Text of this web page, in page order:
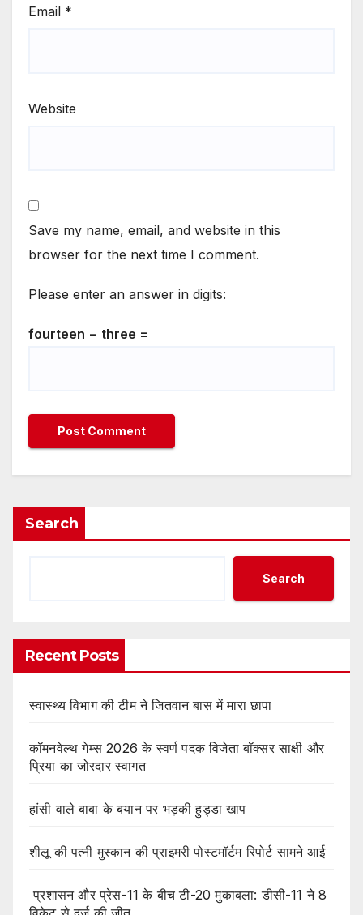
Email *
Website
Save my name, email, and website in this
browser for the next time I comment.
Please enter an answer in digits:
fourteen − three =
Search
Search
Recent Posts
स्वास्थ्य विभाग की टीम ने जितवान बास में मारा छापा
कॉमनवेल्थ गेम्स 2026 के स्वर्ण पदक विजेता बॉक्सर साक्षी और
प्रिया का जोरदार स्वागत
हांसी वाले बाबा के बयान पर भड़की हुड्डा खाप
शीलू की पत्नी मुस्कान की प्राइमरी पोस्टमॉर्टम रिपोर्ट सामने आई
प्रशासन और प्रेस-11 के बीच टी-20 मुकाबला: डीसी-11 ने 8